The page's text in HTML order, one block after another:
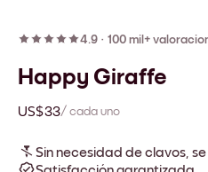
4.9 · 100 mil+
Happy Giraffe
US$33/ cada uno
Sin necesidad de clavos,